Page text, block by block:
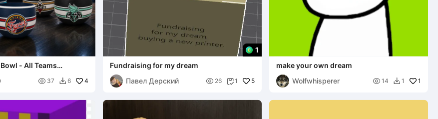
- All Teams
 37  6 4
1
Fundraising for my dream
Павел Дерский
 26 1 5
make your own dream
Wolfwhisperer
 14  1 1